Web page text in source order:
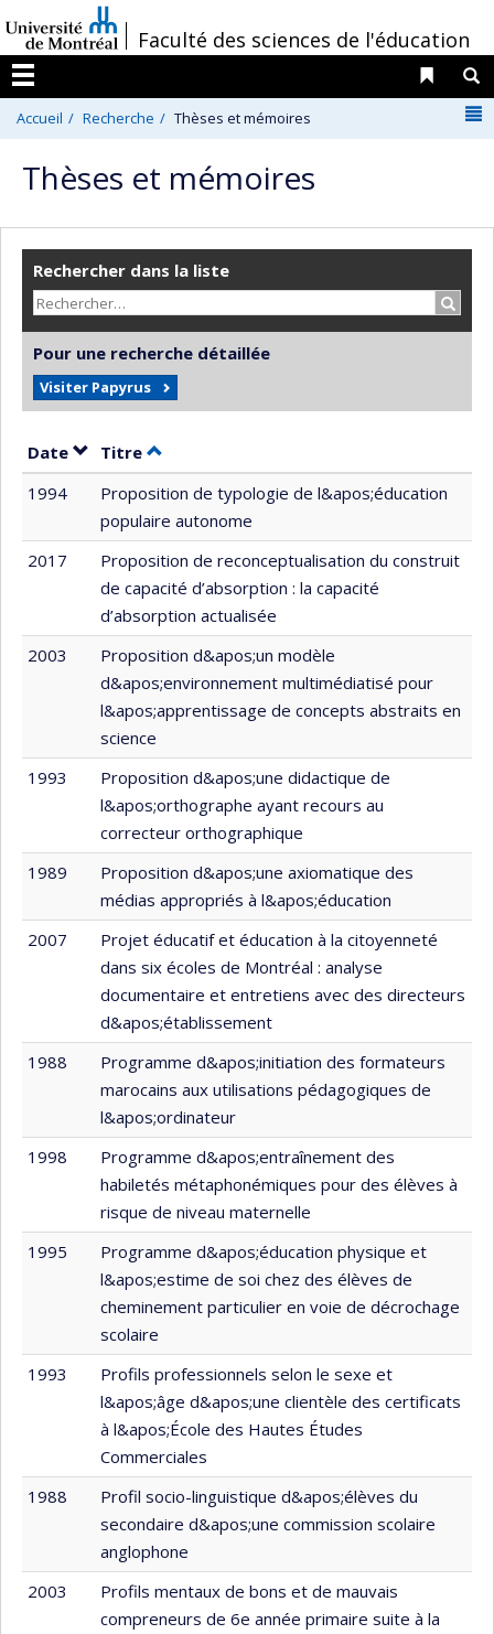
au
contenu
/Faculté des sciences de l'éducation
Menu
Liens
Accueil Recherche Thèses et mémoires
Thèses et mémoires
Rechercher dans la liste
Pour une recherche détaillée
Visiter Papyrus
Date Trier par date en ordre décroissant
Titre Trier par titre en ordre décroissant
1994
Proposition de typologie de l&apos;éducation
populaire autonome
2017
Proposition de reconceptualisation du construit
de capacité d’absorption : la capacité
d’absorption actualisée
2003
Proposition d&apos;un modèle
d&apos;environnement multimédiatisé pour
l&apos;apprentissage de concepts abstraits en
science
1993
Proposition d&apos;une didactique de
l&apos;orthographe ayant recours au
correcteur orthographique
1989
Proposition d&apos;une axiomatique des
médias appropriés à l&apos;éducation
2007
Projet éducatif et éducation à la citoyenneté
dans six écoles de Montréal : analyse
documentaire et entretiens avec des directeurs
d&apos;établissement
1988
Programme d&apos;initiation des formateurs
marocains aux utilisations pédagogiques de
l&apos;ordinateur
1998
Programme d&apos;entraînement des
habiletés métaphonémiques pour des élèves à
risque de niveau maternelle
1995
Programme d&apos;éducation physique et
l&apos;estime de soi chez des élèves de
cheminement particulier en voie de décrochage
scolaire
1993
Profils professionnels selon le sexe et
l&apos;âge d&apos;une clientèle des certificats
à l&apos;École des Hautes Études
Commerciales
1988
Profil socio-linguistique d&apos;élèves du
secondaire d&apos;une commission scolaire
anglophone
2003
Profils mentaux de bons et de mauvais
compreneurs de 6e année primaire suite à la